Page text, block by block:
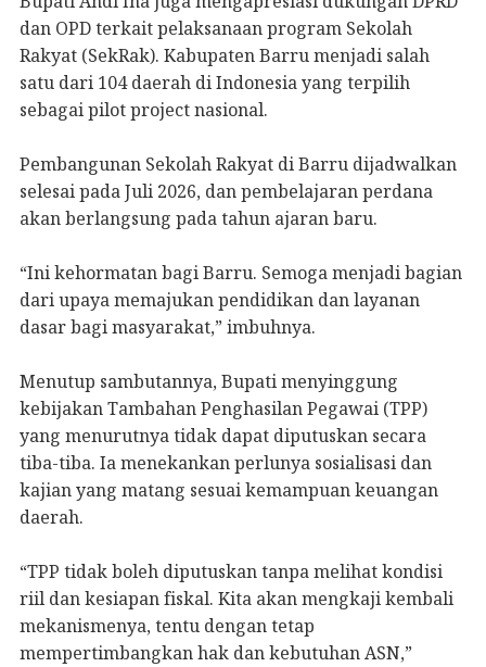
dan OPD terkait pelaksanaan program Sekolah
Rakyat (SekRak). Kabupaten Barru menjadi salah
satu dari 104 daerah di Indonesia yang terpilih
sebagai pilot project nasional.
Pembangunan Sekolah Rakyat di Barru dijadwalkan
selesai pada Juli 2026, dan pembelajaran perdana
akan berlangsung pada tahun ajaran baru.
“Ini kehormatan bagi Barru. Semoga menjadi bagian
dari upaya memajukan pendidikan dan layanan
dasar bagi masyarakat,” imbuhnya.
Menutup sambutannya, Bupati menyinggung
kebijakan Tambahan Penghasilan Pegawai (TPP)
yang menurutnya tidak dapat diputuskan secara
tiba-tiba. Ia menekankan perlunya sosialisasi dan
kajian yang matang sesuai kemampuan keuangan
daerah.
“TPP tidak boleh diputuskan tanpa melihat kondisi
riil dan kesiapan fiskal. Kita akan mengkaji kembali
mekanismenya, tentu dengan tetap
mempertimbangkan hak dan kebutuhan ASN,”